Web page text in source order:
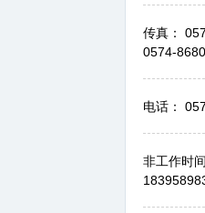
传真：
0574-
电话：
非工作时